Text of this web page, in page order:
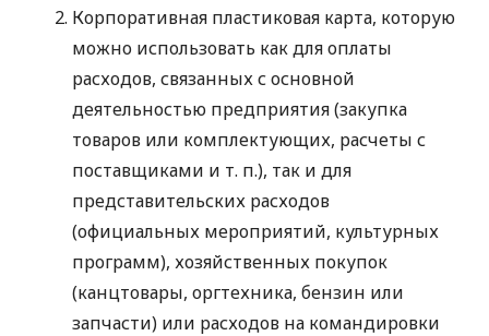
Корпоративная пластиковая карта, которую
можно использовать как для оплаты
расходов, связанных с основной
деятельностью предприятия (закупка
товаров или комплектующих, расчеты с
поставщиками и т. п.), так и для
представительских расходов
(официальных мероприятий, культурных
программ), хозяйственных покупок
(канцтовары, оргтехника, бензин или
запчасти) или расходов на командировки